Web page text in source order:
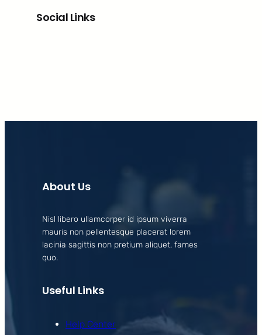
Social Links
About Us
Nisl libero ullamcorper id ipsum viverra
mauris non pellentesque placerat lorem
lacinia sagittis non pretium aliquet, fames
quo.
Useful Links
Help Center